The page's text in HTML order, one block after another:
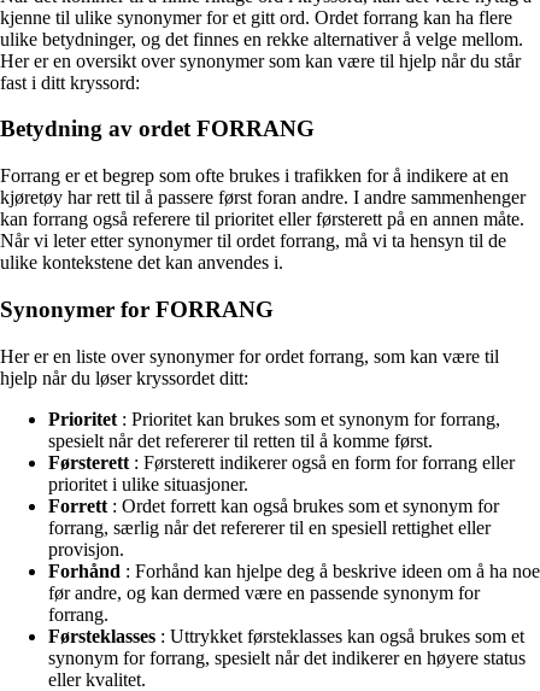
kjenne til ulike synonymer for et gitt ord. Ordet forrang kan ha flere
ulike betydninger, og det finnes en rekke alternativer å velge mellom.
Her er en oversikt over synonymer som kan være til hjelp når du står
fast i ditt kryssord:
Betydning av ordet FORRANG
Forrang er et begrep som ofte brukes i trafikken for å indikere at en
kjøretøy har rett til å passere først foran andre. I andre sammenhenger
kan forrang også referere til prioritet eller førsterett på en annen måte.
Når vi leter etter synonymer til ordet forrang, må vi ta hensyn til de
ulike kontekstene det kan anvendes i.
Synonymer for FORRANG
Her er en liste over synonymer for ordet forrang, som kan være til
hjelp når du løser kryssordet ditt:
Prioritet : Prioritet kan brukes som et synonym for forrang,
spesielt når det refererer til retten til å komme først.
Førsterett : Førsterett indikerer også en form for forrang eller
prioritet i ulike situasjoner.
Forrett : Ordet forrett kan også brukes som et synonym for
forrang, særlig når det refererer til en spesiell rettighet eller
provisjon.
Forhånd : Forhånd kan hjelpe deg å beskrive ideen om å ha noe
før andre, og kan dermed være en passende synonym for
forrang.
Førsteklasses : Uttrykket førsteklasses kan også brukes som et
synonym for forrang, spesielt når det indikerer en høyere status
eller kvalitet.